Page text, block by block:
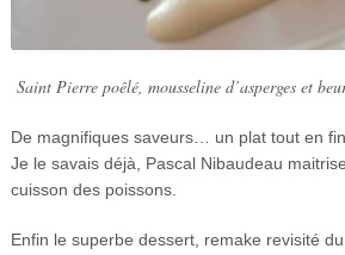
Saint Pierre poêlé, mousseline d’asperges et
De magnifiques saveurs… un plat tout en
Je le savais déjà, Pascal Nibaudeau
cuisson des poissons.
Enfin le superbe dessert, remake revisité